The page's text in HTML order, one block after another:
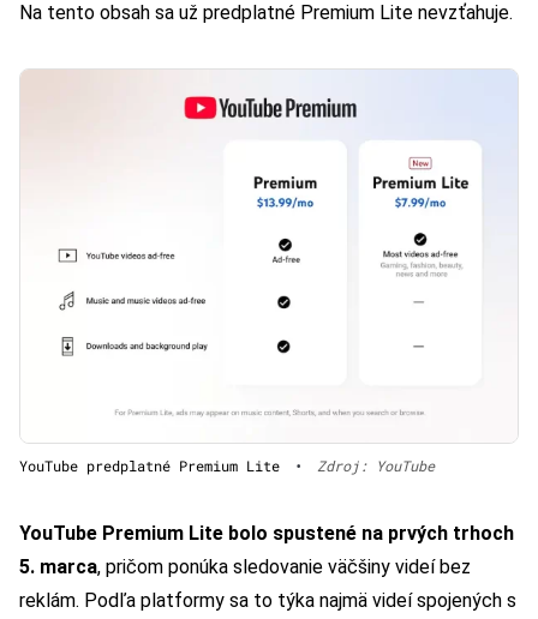
Na tento obsah sa už predplatné Premium Lite nevzťahuje.
YouTube predplatné Premium Lite • Zdroj: YouTube
YouTube Premium Lite bolo spustené na prvých trhoch
5. marca, pričom ponúka sledovanie väčšiny videí bez
reklám. Podľa platformy sa to týka najmä videí spojených s